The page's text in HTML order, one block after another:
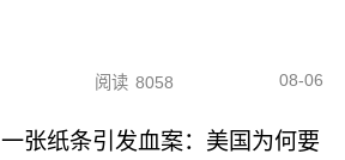
阅读 8058 08-06
一张纸条引发血案：美国为何要